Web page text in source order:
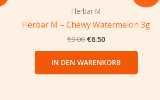
Flerbar M
Flerbar M – Chewy Watermelon 3g
€9.00
war:
€6.50
IN DEN WARENKORB